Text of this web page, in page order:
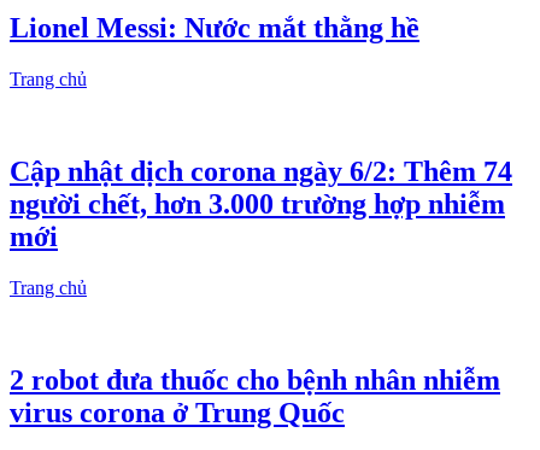
Lionel Messi: Nước mắt thằng hề
Trang chủ
Cập nhật dịch corona ngày 6/2: Thêm 74
người chết, hơn 3.000 trường hợp nhiễm
mới
Trang chủ
2 robot đưa thuốc cho bệnh nhân nhiễm
virus corona ở Trung Quốc